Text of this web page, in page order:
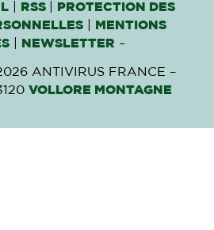
| RSS
PROTECTION DES
|
MENTIONS
| NEWSLETTER –
ANTIVIRUS FRANCE –
VOLLORE MONTAGNE